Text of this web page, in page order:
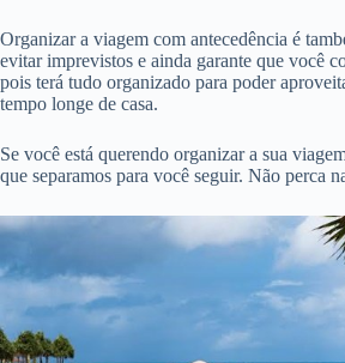
Organizar a viagem com antecedência é
evitar imprevistos e ainda garante que você
pois terá tudo organizado para poder
tempo longe de casa.
Se você está querendo organizar a sua
que separamos para você seguir. Não perca